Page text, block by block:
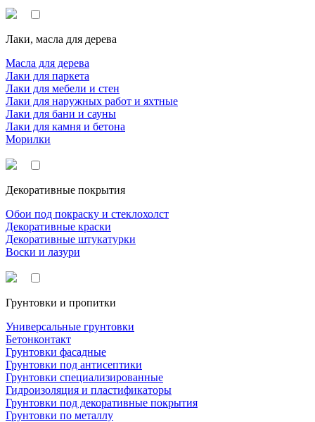
Лаки, масла для дерева
Масла для дерева
Лаки для паркета
Лаки для мебели и стен
Лаки для наружных работ и яхтные
Лаки для бани и сауны
Лаки для камня и бетона
Морилки
Декоративные покрытия
Обои под покраску и стеклохолст
Декоративные краски
Декоративные штукатурки
Воски и лазури
Грунтовки и пропитки
Универсальные грунтовки
Бетонконтакт
Грунтовки фасадные
Грунтовки под антисептики
Грунтовки специализированные
Гидроизоляция и пластификаторы
Грунтовки под декоративные покрытия
Грунтовки по металлу